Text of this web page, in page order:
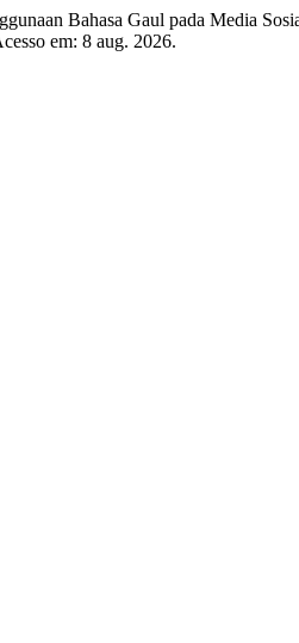
Bahasa Gaul pada Media
em: 8 aug. 2026.